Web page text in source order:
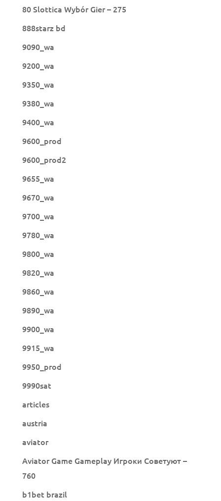
80 Slottica Wybór Gier – 275
888starz bd
9090_wa
9200_wa
9350_wa
9380_wa
9400_wa
9600_prod
9600_prod2
9655_wa
9670_wa
9700_wa
9780_wa
9800_wa
9820_wa
9860_wa
9890_wa
9900_wa
9915_wa
9950_prod
9990sat
articles
austria
aviator
Aviator Game Gameplay Игроки Советуют –
760
b1bet brazil